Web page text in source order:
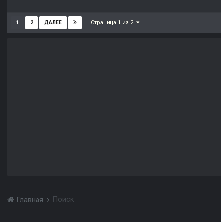
1 2 ДАЛЕЕ Страница 1 из 2
Главная Поиск